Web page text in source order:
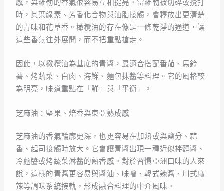
感，與羅勒的香氣很容易互相提亮。當羅勒被切碎或攪打
時，其葉綠素、芳香化合物與油脂接觸，會釋放出更清楚
的青味和花草香。橄欖油的存在像是一條乾淨的通道，讓
這些香氣往外展開，而不把重點搶走。
因此，以橄欖油為基底的青醬，最適合搭配番茄、馬鈴
薯、烤蔬菜、白肉、海鮮、麵包抹醬等料理。它的風格較
為明亮，味道重點在「鮮」與「平衡」。
芝麻油：堅果、焙香與東亞熟成感
芝麻油的香氣輪廓更深，也更容易在加熱或與鹽分、蒜
香、起司接觸時放大。它會讓青醬出現一種近似拌麵醬、
冷麵醬或烤蔬菜淋醬的熟香感。對於習慣亞洲口味的人來
說，這樣的青醬更容易與醬油、味噌、韓式辣醬、川式麻
辣等調味系統接軌，形成融合料理的中介風味。